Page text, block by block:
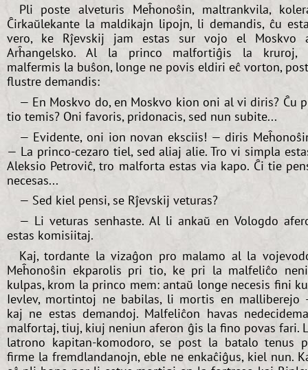
Pli poste alveturis Meĥonoŝin, maltrankvila,
Ĉirkaŭlekante la maldikajn lipojn, li demandis, ĉu
vero, ke Rĵevskij jam estas sur vojo el Moskvo
Arĥangelsko. Al la princo malfortiĝis la kruroj,
malfermis la buŝon, longe ne povis eldiri eĉ vorton,
flustre demandis:
— En Moskvo do, en Moskvo kion oni al vi diris? Ĉu
tio temis? Oni favoris, pridonacis, sed nun subite...
— Evidente, oni ion novan eksciis! — diris
— La princo-cezaro tiel, sed aliaj alie. Tro vi simpla
Aleksio Petroviĉ, tro malforta estas via kapo. Ĉi tie
necesas...
— Sed kiel pensi, se Rĵevskij veturas?
— Li veturas senhaste. Al li ankaŭ en Vologdo
estas komisiitaj.
Kaj, tordante la vizaĝon pro malamo al la
Meĥonoŝin ekparolis pri tio, ke pri la malfeliĉo
kulpas, krom la princo mem: antaŭ longe necesis fini
Ievlev, mortintoj ne babilas, li mortis en malliberejo
kaj ne estas demandoj. Malfeliĉon havas
malfortaj, tiuj, kiuj neniun aferon ĝis la fino povas fari.
latrono kapitan-komodoro, se post la batalo tenus
firme la fremdlandanojn, eble ne enkaĉiĝus, kiel nun.